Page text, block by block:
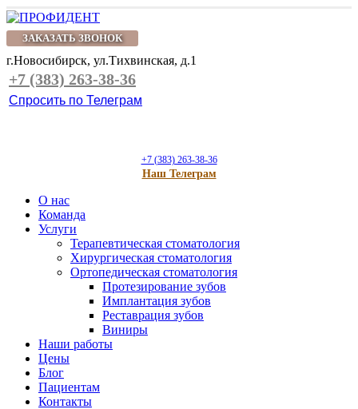
ЗАКАЗАТЬ ЗВОНОК
г.Новосибирск, ул.Тихвинская, д.1
+7 (383) 263-38-36
Спросить по Телеграм
+7 (383) 263-38-36
Наш Телеграм
О нас
Команда
Услуги
Терапевтическая стоматология
Хирургическая стоматология
Ортопедическая стоматология
Протезирование зубов
Имплантация зубов
Реставрация зубов
Виниры
Наши работы
Цены
Блог
Пациентам
Контакты